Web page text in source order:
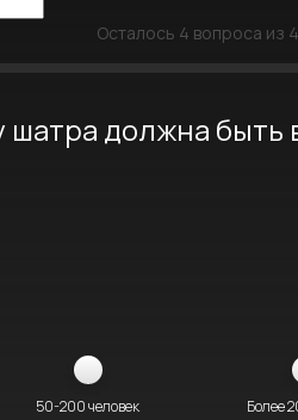
Осталось 4 вопроса из 4
шатра должна быть
50-200 человек Более